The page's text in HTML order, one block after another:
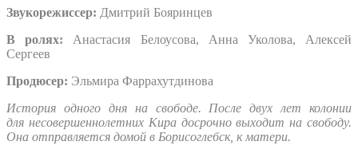
Звукорежиссер: Дмитрий Бояринцев
В ролях: Анастасия Белоусова, Анна Уколова, Алексей
Сергеев
Продюсер: Эльмира Фаррахутдинова
История одного дня на свободе. После двух лет колонии
для несовершеннолетних Кира досрочно выходит на свободу.
Она отправляется домой в Борисоглебск, к матери.